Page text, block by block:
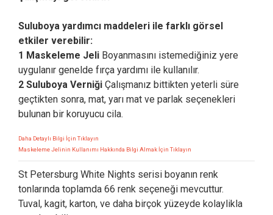
Suluboya yardımcı maddeleri ile farklı görsel
etkiler verebilir:
1 Maskeleme Jeli Boyanmasını istemediğiniz yere
uygulanır genelde fırça yardımı ile kullanılır.
2 Suluboya Verniği Çalışmanız bittikten yeterli süre
geçtikten sonra, mat, yarı mat ve parlak seçenekleri
bulunan bir koruyucu cila.
Daha Detaylı Bilgi İçin Tıklayın
Maskeleme Jelinin Kullanımı Hakkında Bilgi Almak İçin Tıklayın
St Petersburg White Nights serisi boyanın renk
tonlarında toplamda 66 renk seçeneği mevcuttur.
Tuval, kagit, karton, ve daha birçok yüzeyde kolaylikla